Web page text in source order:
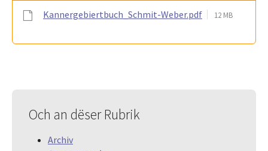
Kannergebiertbuch_Schmit-Weber.pdf 12 MB
Och an dëser Rubrik
Archiv